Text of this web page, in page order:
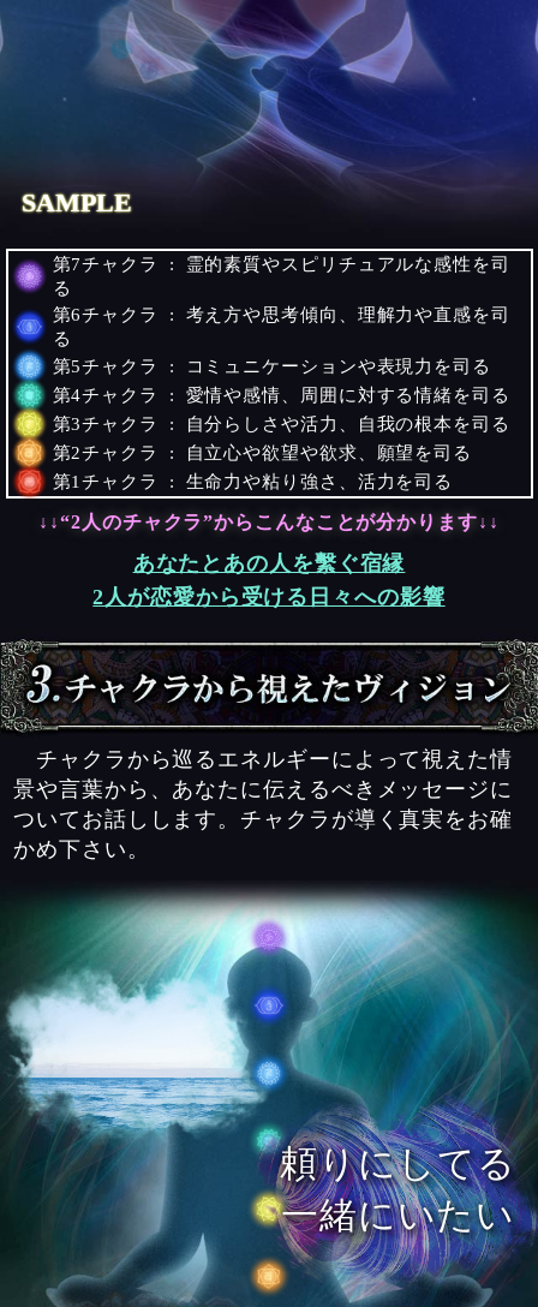
一緒に人脈を広げていく
SAMPLE
第7チャクラ : 霊的素質やスピリチュアルな感性を司
る
第6チャクラ : 考え方や思考傾向、理解力や直感を司
る
第5チャクラ : コミュニケーションや表現力を司る
第4チャクラ : 愛情や感情、周囲に対する情緒を司る
第3チャクラ : 自分らしさや活力、自我の根本を司る
第2チャクラ : 自立心や欲望や欲求、願望を司る
第1チャクラ : 生命力や粘り強さ、活力を司る
↓↓“2人のチャクラ”からこんなことが分かります↓↓
あなたとあの人を繫ぐ宿縁
2人が恋愛から受ける日々への影響
チャクラから巡るエネルギーによって視えた情
景や言葉から、あなたに伝えるべきメッセージに
ついてお話しします。チャクラが導く真実をお確
かめ下さい。
頼りにしてる
一緒にいたい